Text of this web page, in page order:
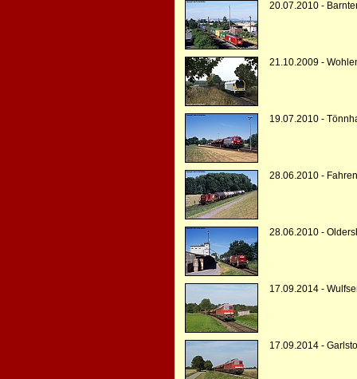
20.07.2010 -
21.10.2009 -
19.07.2010 -
28.06.2010 -
28.06.2010 -
17.09.2014 -
17.09.2014 -